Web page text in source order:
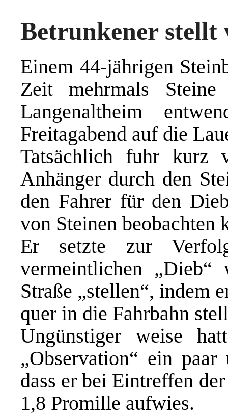
Betrunkener stellt
Einem 44-jährigen
Zeit mehrmals
Langenaltheim
Freitagabend auf die
Tatsächlich fuhr
Anhänger durch den
den Fahrer für den
von Steinen beobachten
Er setzte zur
vermeintlichen
Straße „stellen“, indem
quer in die Fahrbahn
Ungünstiger weise
„Observation“ ein
dass er bei Eintreffen
1,8 Promille aufwies.